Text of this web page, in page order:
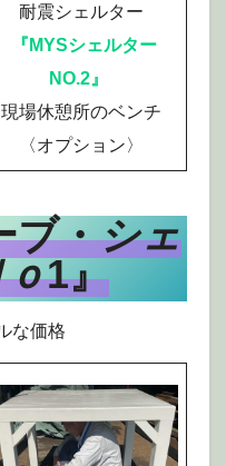
耐震シェルター
『MYSシェルター
NO.2』
現場休憩所のベンチ
〈オプション〉
ブ・シェ
1』
な価格